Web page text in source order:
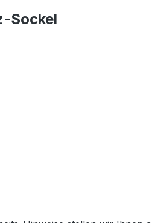
Sockel